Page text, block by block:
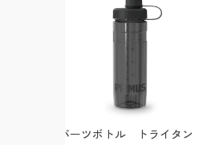
クバーツボトル トライタン